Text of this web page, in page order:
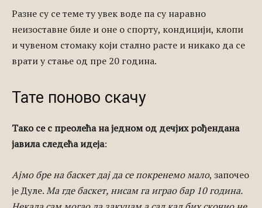
Разне су се теме ту увек воде па су наравно
неизоставне биле и оне о спорту, кондицији, клопи
и чувеном стомаку који стално расте и никако да се
врати у стање од пре 20 година.
Тате поново скачу
Тако се с преолећа на једном од дечјих рођендана
јавила следећа идеја:
Ајмо бре на баскет дај да се покренемо мало, започео
је Дуле.Ма где баскет, нисам га играо бар 10 година.